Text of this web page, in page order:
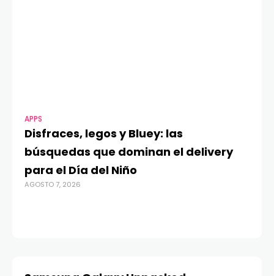
APPS
Disfraces, legos y Bluey: las
búsquedas que dominan el delivery
para el Día del Niño
AGOSTO 7, 2026